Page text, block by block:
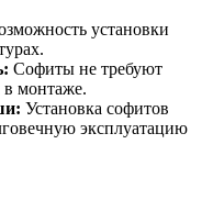
установки
Софиты не требуют
в монтаже.
Установка софитов
эксплуатацию